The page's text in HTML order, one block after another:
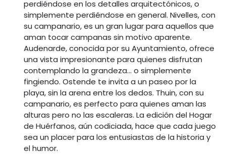
perdiéndose en los detalles arquitectónicos, o
simplemente perdiéndose en general. Nivelles, con
su campanario, es un gran lugar para aquellos que
aman tocar campanas sin motivo aparente.
Audenarde, conocida por su Ayuntamiento, ofrece
una vista impresionante para quienes disfrutan
contemplando la grandeza... o simplemente
fingiendo. Ostende te invita a un paseo por la
playa, sin la arena entre los dedos. Thuin, con su
campanario, es perfecto para quienes aman las
alturas pero no las escaleras. La edición del Hogar
de Huérfanos, aún codiciada, hace que cada juego
sea un placer para los entusiastas de la historia y
el humor.